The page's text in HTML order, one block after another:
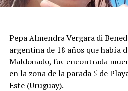
con daños visibles antes de
zona.
El ministro de Protección Civil,
sobre la continuidad de la
“nuevos eventos de magnitud
Pepa Almendra Vergara di
argentina de 18 años que había
Maldonado, fue encontrada
en la zona de la parada 5 de
Este (Uruguay).